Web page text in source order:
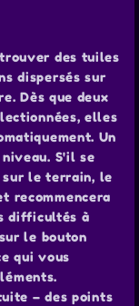
trouver des tuiles
dispersés sur
Dès que deux
elles
Un
S'il se
sur le terrain, le
recommencera
difficultés à
le bouton
qui vous
– des points